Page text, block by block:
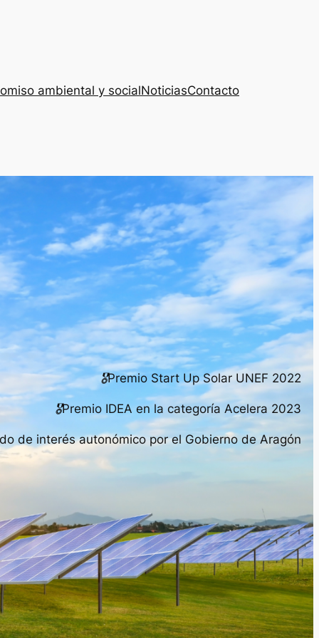
ambiental y socialNoticiasContacto
🎖Premio Start Up Solar UNEF 2022
🎖Premio IDEA en la categoría Acelera 2023
de interés autonómico por el Gobierno de Aragón